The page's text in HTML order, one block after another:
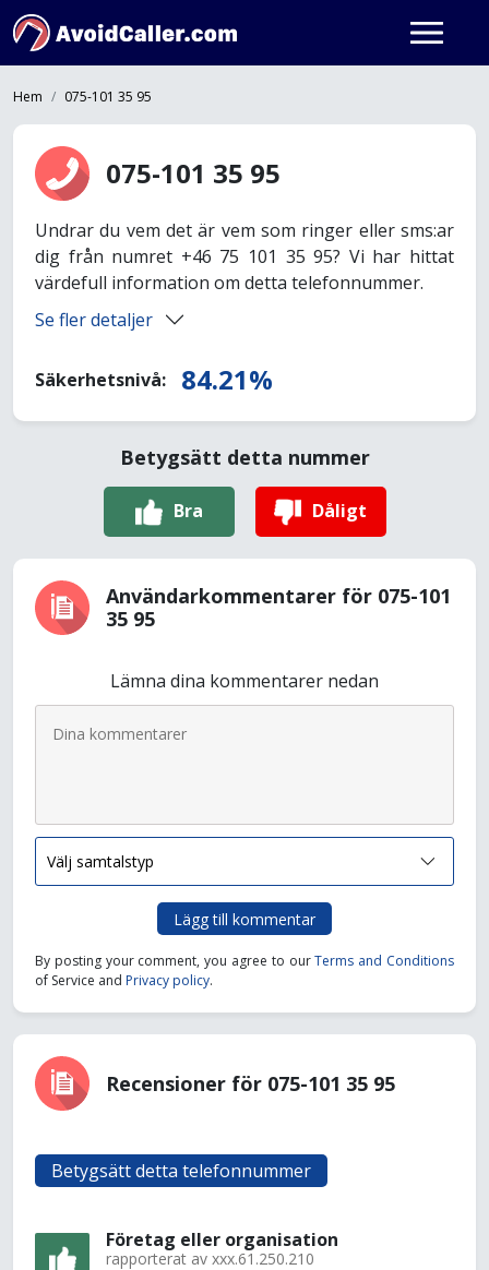
Hem 075-101 35 95
075-101 35 95
Undrar du vem det är vem som ringer eller sms:ar
dig från numret +46 75 101 35 95? Vi har hittat
värdefull information om detta telefonnummer.
Se fler detaljer
Säkerhetsnivå: 84.21%
Betygsätt detta nummer
Bra Dåligt
Användarkommentarer för 075-101
35 95
Lämna dina kommentarer nedan
Lägg till kommentar
By posting your comment, you agree to ourTerms and Conditions
of Service and Privacy policy.
Recensioner för 075-101 35 95
Betygsätt detta telefonnummer
Företag eller organisation
rapporterat av xxx.61.250.210